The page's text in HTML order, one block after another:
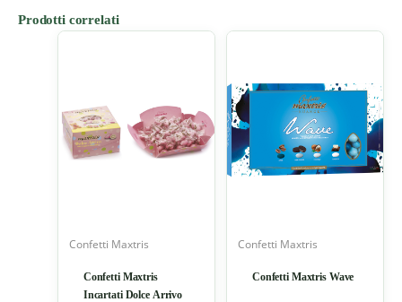
Prodotti correlati
Confetti Maxtris
Confetti Maxtris
Incartati Dolce Arrivo
Confetti Maxtris
Confetti Maxtris Wave